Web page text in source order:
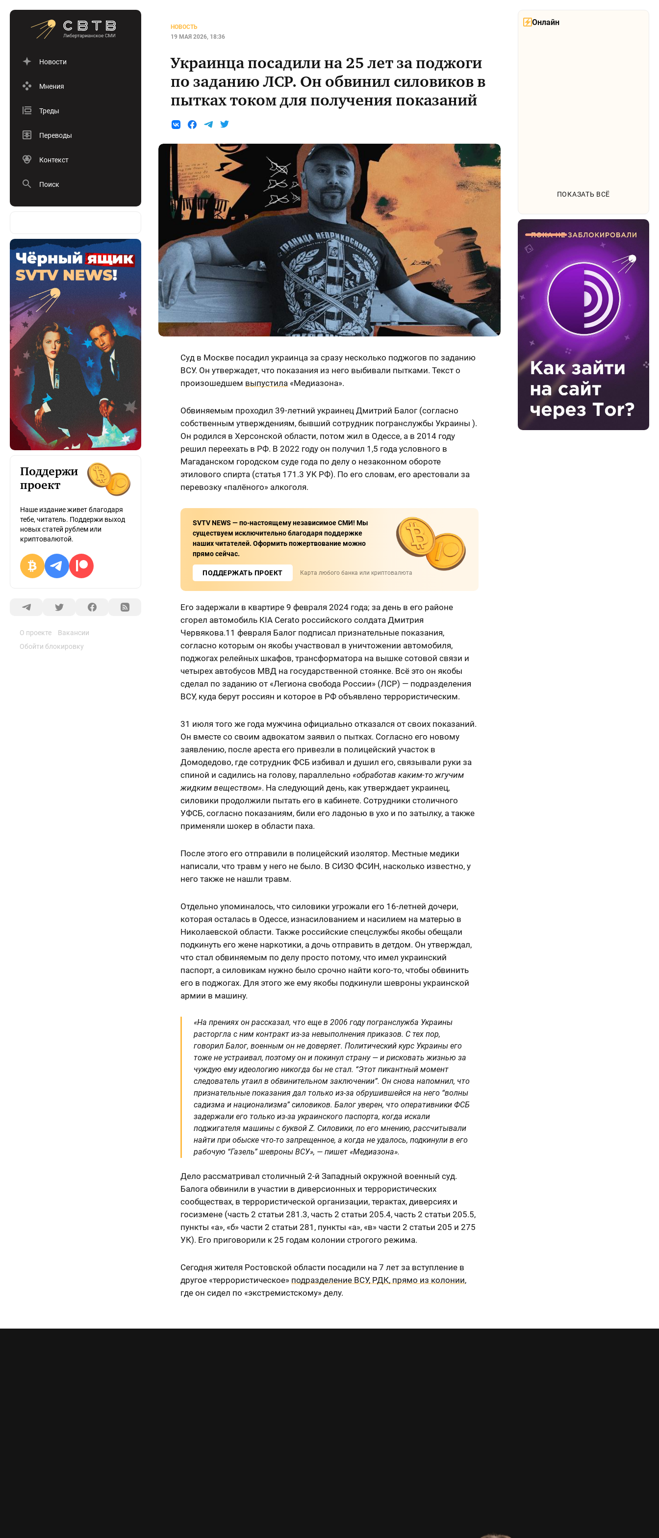
Новости
Мнения
Треды
Переводы
Контекст
Поиск
Поддержи
проект
Наше издание живет благодаря
тебе, читатель. Поддержи выход
новых статей рублем или
криптовалютой.
О проекте
Вакансии
Обойти блокировку
Онлайн
ПОКАЗАТЬ ВСЁ
НОВОСТЬ
19 МАЯ 2026, 18:36
Украинца посадили на 25 лет за поджоги
по заданию ЛСР. Он обвинил силовиков в
пытках током для получения показаний
Суд в Москве посадил украинца за сразу несколько поджогов по заданию
ВСУ. Он утвержадет, что показания из него выбивали пытками. Текст о
произошедшем выпустила «Медиазона».
Обвиняемым проходил 39-летний украинец Дмитрий Балог (согласно
собственным утверждениям, бывший сотрудник погранслужбы Украины ).
Он родился в Херсонской области, потом жил в Одессе, а в 2014 году
решил переехать в РФ. В 2022 году он получил 1,5 года условного в
Магаданском городском суде года по делу о незаконном обороте
этилового спирта (статья 171.3 УК РФ). По его словам, его арестовали за
перевозку «палёного» алкоголя.
SVTV NEWS — по-настоящему независимое СМИ! Мы
существуем исключительно благодаря поддержке
наших читателей. Оформить пожертвование можно
прямо сейчас.
ПОДДЕРЖАТЬ ПРОЕКТ Карта любого банка или криптовалюта
Его задержали в квартире 9 февраля 2024 года; за день в его районе
сгорел автомобиль KIA Cerato российского солдата Дмитрия
Червякова.11 февраля Балог подписал признательные показания,
согласно которым он якобы участвовал в уничтожении автомобиля,
поджогах релейных шкафов, трансформатора на вышке сотовой связи и
четырех автобусов МВД на государственной стоянке. Всё это он якобы
сделал по заданию от «Легиона свобода России» (ЛСР) — подразделения
ВСУ, куда берут россиян и которое в РФ объявлено террористическим.
31 июля того же года мужчина официально отказался от своих показаний.
Он вместе со своим адвокатом заявил о пытках. Согласно его новому
заявлению, после ареста его привезли в полицейский участок в
Домодедово, где сотрудник ФСБ избивал и душил его, связывали руки за
спиной и садились на голову, параллельно «обработав каким-то жгучим
жидким веществом». На следующий день, как утверждает украинец,
силовики продолжили пытать его в кабинете. Сотрудники столичного
УФСБ, согласно показаниям, били его ладонью в ухо и по затылку, а также
применяли шокер в области паха.
После этого его отправили в полицейский изолятор. Местные медики
написали, что травм у него не было. В СИЗО ФСИН, насколько известно, у
него также не нашли травм.
Отдельно упоминалось, что силовики угрожали его 16-летней дочери,
которая осталась в Одессе, изнасилованием и насилием на матерью в
Николаевской области. Также российские спецслужбы якобы обещали
подкинуть его жене наркотики, а дочь отправить в детдом. Он утверждал,
что стал обвиняемым по делу просто потому, что имел украинский
паспорт, а силовикам нужно было срочно найти кого-то, чтобы обвинить
его в поджогах. Для этого же ему якобы подкинули шевроны украинской
армии в машину.
«На прениях он рассказал, что еще в 2006 году погранслужба Украины
расторгла с ним контракт из-за невыполнения приказов. С тех пор,
говорил Балог, военным он не доверяет. Политический курс Украины его
тоже не устраивал, поэтому он и покинул страну — и рисковать жизнью за
чуждую ему идеологию никогда бы не стал. “Этот пикантный момент
следователь утаил в обвинительном заключении”. Он снова напомнил, что
признательные показания дал только из-за обрушившейся на него “волны
садизма и национализма” силовиков. Балог уверен, что оперативники ФСБ
задержали его только из-за украинского паспорта, когда искали
поджигателя машины с буквой Z. Силовики, по его мнению, рассчитывали
найти при обыске что-то запрещенное, а когда не удалось, подкинули в его
рабочую “Газель” шевроны ВСУ», — пишет «Медиазона».
Дело рассматривал столичный 2-й Западный окружной военный суд.
Балога обвинили в участии в диверсионных и террористических
сообществах, в террористической организации, терактах, диверсиях и
госизмене (часть 2 статьи 281.3, часть 2 статьи 205.4, часть 2 статьи 205.5,
пункты «а», «б» части 2 статьи 281, пункты «а», «в» части 2 статьи 205 и 275
УК). Его приговорили к 25 годам колонии строгого режима.
Сегодня жителя Ростовской области посадили на 7 лет за вступление в
другое «террористическое» подразделение ВСУ, РДК, прямо из колонии,
где он сидел по «экстремистскому» делу.